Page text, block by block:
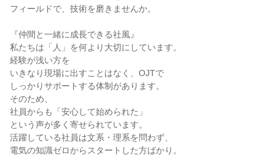
フィールドで、技術を磨きませんか。
『仲間と一緒に成長できる社風』
私たちは「人」を何より大切にしています。
経験が浅い方を
いきなり現場に出すことはなく、OJTで
しっかりサポートする体制があります。
そのため、
社員からも「安心して始められた」
という声が多く寄せられています。
活躍している社員は文系・理系を問わず、
電気の知識ゼロからスタートした方ばかり。